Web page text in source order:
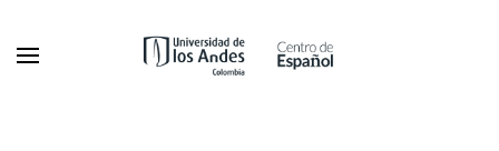
Ir al contenido principal